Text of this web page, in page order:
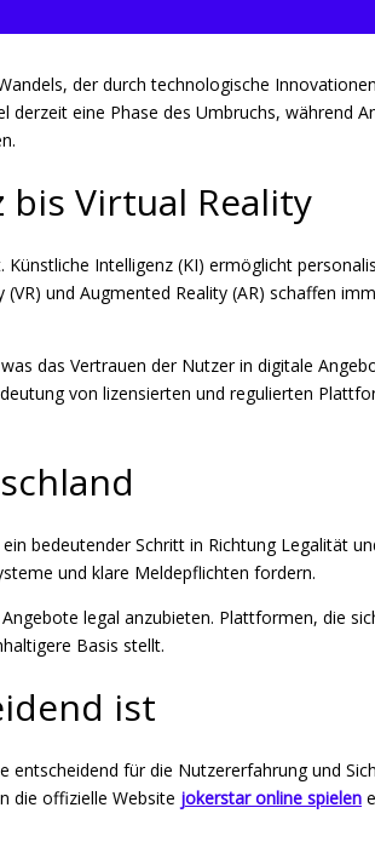
der durch technologische
eine Phase des Umbruchs, während
Virtual Reality
Intelligenz (KI) ermöglicht
und Augmented Reality (AR) schaffen
das Vertrauen der Nutzer in digitale
von lizensierten und regulierten
bedeutender Schritt in Richtung Legalität
und klare Meldepflichten fordern.
legal anzubieten. Plattformen, die
Basis stellt.
ist
für die Nutzererfahrung und
die offizielle Website jokerstar online spielen